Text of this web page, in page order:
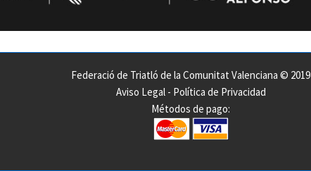
Federació de Triatló de la Comunitat Valenciana © 2019
Aviso Legal- Política de Privacidad
Métodos de pago: